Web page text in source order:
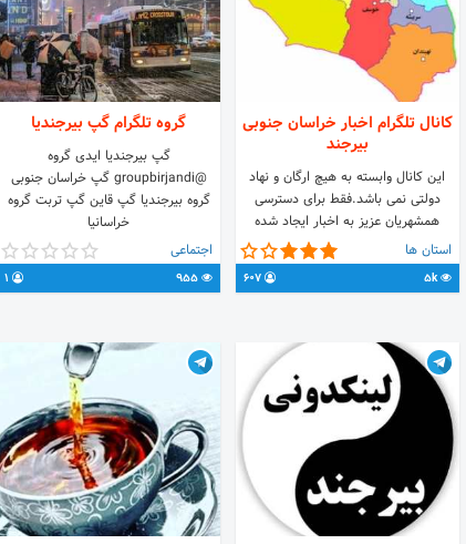
کانال تلگرام اخبار خراسان جنوبی
بیرجند
این کانال وابسته به هیچ ارگان و نهاد
دولتی نمی باشد.فقط برای دسترسی
همشهریان عزیز به اخبار ایجاد شده
است. لینک گروه بیرجند
https://t.me/joinchat/B1_xLxYvCEj8BhWRrlU38A
استان ها
5k
607
گروه تلگرام گپ بیرجندیا
گپ بیرجندیا ایدی گروه
@groupbirjandi گپ خراسان جنوبی
گروه بیرجندیا گپ قاین گپ تربت گروه
خراسانیا
اجتماعی
955
1